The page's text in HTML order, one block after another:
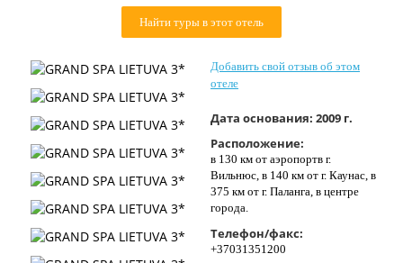
Найти туры в этот отель
Добавить свой отзыв об этом
отеле
Дата основания: 2009 г.
Расположение:
в 130 км от аэропортв г.
Вильнюс, в 140 км от г. Каунас, в
375 км от г. Паланга, в центре
города.
Телефон/факс:
+37031351200